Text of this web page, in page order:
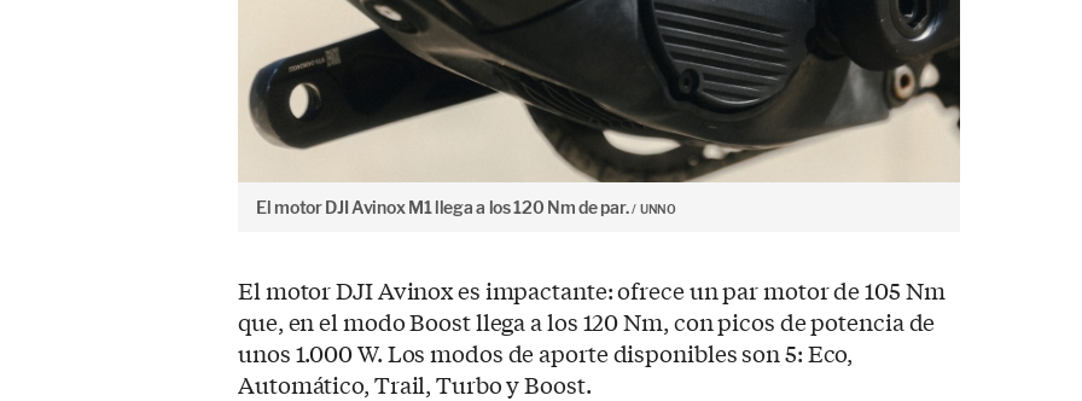
El motor DJI Avinox M1 llega a los 120 Nm de par. UNNO
El motor DJI Avinox es impactante: ofrece un par motor de 105 Nm
que, en el modo Boost llega a los 120 Nm, con picos de potencia de
unos 1.000 W. Los modos de aporte disponibles son 5: Eco,
Automático, Trail, Turbo y Boost.